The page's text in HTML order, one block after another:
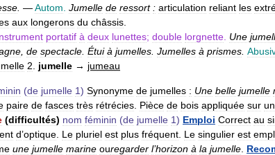
—Autom Jumelle de ressort : articulation reliant les
aux longerons du châssis
portatif à deux lunettes; double lorgnette Une
de spectacle Étui à jumelles Jumelles à prismes
2 jumelle → jumeau
(de jumelle 1) Synonyme de jumelles : Une belle jumelle
paire de fasces très rétrécies Pièce de bois appliquée sur
(difficultés) nom féminin (de jumelle 1) Emploi Correct au
d’optique Le pluriel est plus fréquent Le singulier est
une jumelle marine ouregarder l’horizon à la jumelle